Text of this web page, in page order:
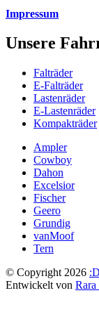
Impressum
Unsere
Falträder
E-Falträder
Lastenräder
E-Lastenräder
Kompakträder
Ampler
Cowboy
Dahon
Excelsior
Fischer
Geero
Grundig
vanMoof
Tern
© Copyright 2026
Entwickelt von Rara